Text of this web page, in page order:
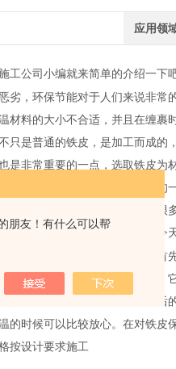
朋友！有什么可以帮
应用领
工公司小编就来简单的介绍一下
劣，环保节能对于人们来说非
材料的大小不合适，并且在缠
只是普通的铁皮，是加工而成
是非常重要的一点，选取铁皮
是很多企业选择铁皮保温工程
，现在市场上的保温材料种类很
择保温材料时不知该选择哪种，
列产品，硅酸铝系列产品等，
下的玻璃加工而成的保温材料
是非常到位的，不会让您在日
的时候可以比较放心。在对铁
按设计要求施工